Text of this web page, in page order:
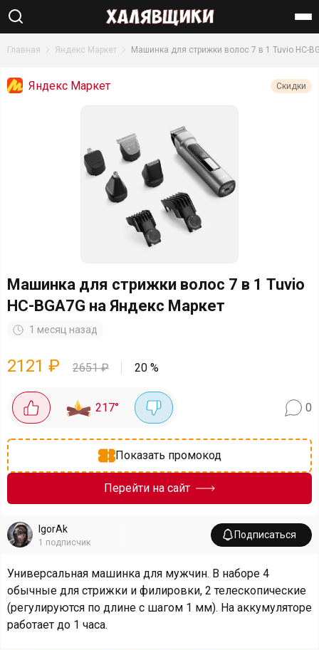
Найти
Главная Яндекс Маркет Машинка для стрижки волос 7 в 1 Tuvio HC-
Яндекс Маркет Скидки
Машинка для стрижки волос 7 в 1 Tuvio
HC-BGA7G на Яндекс Маркет
1 месяц назад
2121 ₽ 2651₽ 20 %
217° 0
Показать промокод
Перейти на сайт
IgorAk
1 подписчик
Подписаться
Универсальная машинка для мужчин. В наборе 4
обычные для стрижки и филировки, 2 телескопические
(регулируются по длине с шагом 1 мм). На аккумуляторе
работает до 1 часа.